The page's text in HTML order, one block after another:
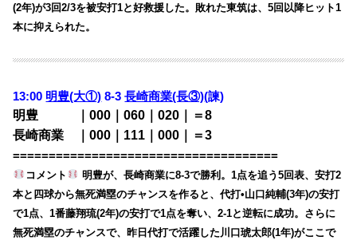
(2年)が3回2/3を被安打1と好救援した。敗れた東筑は、5回以降ヒット1
本に抑えられた。
13:00 明豊(大①) 8-3長崎商業(長③)(諫)
明豊 ｜000｜060｜020｜＝8
長崎商業 ｜000｜111｜000｜＝3
=====================================
コメント
明豊が、長崎商業に8-3で勝利。1点を追う5回表、安打2
本と四球から無死満塁のチャンスを作ると、代打•山口純輔(3年)の安打
で1点、1番藤翔琉(2年)の安打で1点を奪い、2-1と逆転に成功。さらに
無死満塁のチャンスで、昨日代打で活躍した川口琥太郎(1年)がここで